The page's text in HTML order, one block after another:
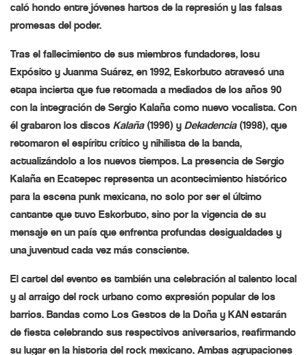
caló hondo entre jóvenes hartos de la represión y las falsas
promesas del poder.
Tras el fallecimiento de sus miembros fundadores, Iosu
Expósito y Juanma Suárez, en 1992, Eskorbuto atravesó una
etapa incierta que fue retomada a mediados de los años 90
con la integración de Sergio Kalaña como nuevo vocalista. Con
él grabaron los discos Kalaña(1996) y Dekadencia(1998), que
retomaron el espíritu crítico y nihilista de la banda,
actualizándolo a los nuevos tiempos. La presencia de Sergio
Kalaña en Ecatepec representa un acontecimiento histórico
para la escena punk mexicana, no solo por ser el último
cantante que tuvo Eskorbuto, sino por la vigencia de su
mensaje en un país que enfrenta profundas desigualdades y
una juventud cada vez más consciente.
El cartel del evento es también una celebración al talento local
y al arraigo del rock urbano como expresión popular de los
barrios. Bandas como Los Gestos de la Doña y KAN estarán
de fiesta celebrando sus respectivos aniversarios, reafirmando
su lugar en la historia del rock mexicano. Ambas agrupaciones